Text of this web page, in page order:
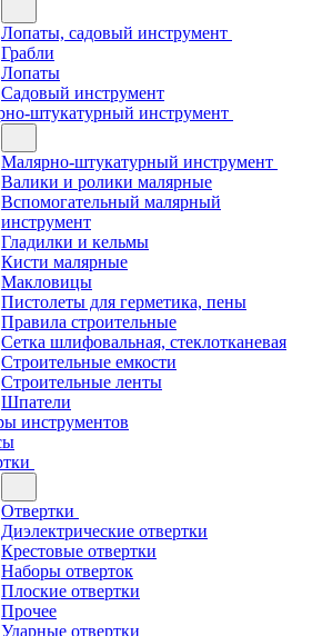
Лопаты, садовый инструмент
Грабли
Лопаты
Садовый инструмент
штукатурный инструмент
Малярно-штукатурный инструмент
Валики и ролики малярные
Вспомогательный малярный
инструмент
Гладилки и кельмы
Кисти малярные
Макловицы
Пистолеты для герметика, пены
Правила строительные
Сетка шлифовальная, стеклотканевая
Строительные емкости
Строительные ленты
Шпатели
инструментов
Отвертки
Диэлектрические отвертки
Крестовые отвертки
Наборы отверток
Плоские отвертки
Прочее
Ударные отвертки